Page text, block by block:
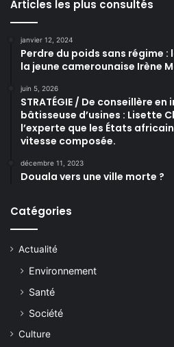
Articles les plus consultés
janvier 12, 2024
Perdre du poids sans régime
la jeune camerounaise Irène
juin 5, 2026
STRATÉGIE / De conseillère
bâtisseuse d’usines : Lisette
l’experte que les États
vitesse composée.
décembre 11, 2023
Douala vers une ville morte ?
Catégories
Actualité
Environnement
Santé
Société
Culture